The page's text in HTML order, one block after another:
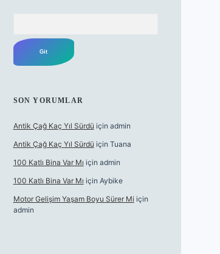
SON YORUMLAR
Antik Çağ Kaç Yıl Sürdü için admin
Antik Çağ Kaç Yıl Sürdü için Tuana
100 Katlı Bina Var Mı için admin
100 Katlı Bina Var Mı için Aybike
Motor Gelişim Yaşam Boyu Sürer Mi için
admin